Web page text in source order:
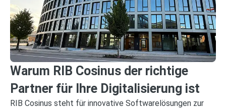
Warum RIB Cosinus der richtige
Partner für Ihre Digitalisierung ist
RIB Cosinus steht für innovative Softwarelösungen zur